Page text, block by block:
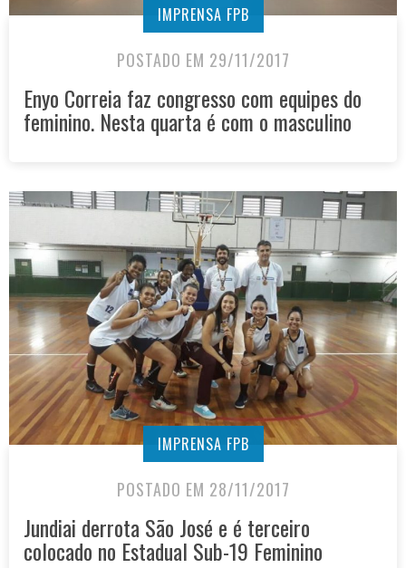
IMPRENSA FPB
POSTADO EM 29/11/2017
Enyo Correia faz congresso com equipes do
feminino. Nesta quarta é com o masculino
IMPRENSA FPB
POSTADO EM 28/11/2017
Jundiai derrota São José e é terceiro
colocado no Estadual Sub-19 Feminino